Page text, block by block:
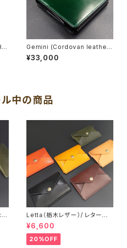
Gemini (Cordovan leather)
/ Small bi - fold wallet
¥33,000
中の商品
Letta（栃木レザー）/ レター型
カードケース / フラグメントケー
ス ミニ財布 メンズ レディース
革：
¥6,600
20%OFF